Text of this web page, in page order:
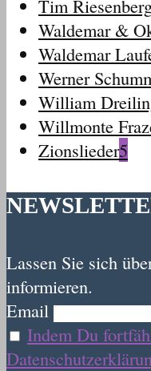
Tim
Waldemar &
Waldemar
Werner
William
Willmonte
Zionslieder5
Lassen Sie sich
informieren.
Email
Indem Du